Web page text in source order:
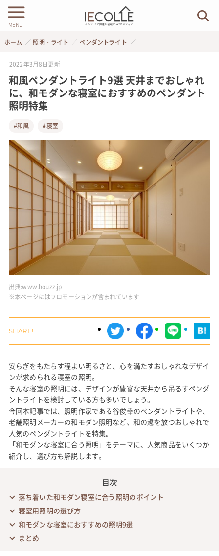
MENU
ホーム 照明・ライト ペンダントライト
2022年3月8日更新
和風ペンダントライト9選 天井までおしゃれ
に、和モダンな寝室におすすめのペンダント
照明特集
#和風 #寝室
出典:www.houzz.jp
※本ページにはプロモーションが含まれています
安らぎをもたらす程よい明るさと、心を満たすおしゃれなデザイ
ンが求められる寝室の照明。
そんな寝室の照明には、デザインが豊富な天井から吊るすペンダ
ントライトを検討している方も多いでしょう。
今回本記事では、照明作家である谷俊幸のペンダントライトや、
老舗照明メーカーの和モダン照明など、和の趣を放つおしゃれで
人気のペンダントライトを特集。
「和モダンな寝室に合う照明」をテーマに、人気商品をいくつか
紹介し、選び方も解説します。
目次
落ち着いた和モダン寝室に合う照明のポイント
寝室用照明の選び方
和モダンな寝室におすすめの照明9選
まとめ